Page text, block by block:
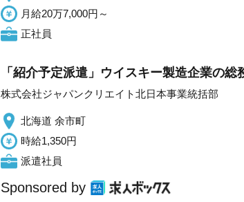
月給20万7,000円～
正社員
「紹介予定派遣」ウイスキー製造企業の
株式会社ジャパンクリエイト北日本事業統括部
北海道 余市町
時給1,350円
派遣社員
Sponsored by